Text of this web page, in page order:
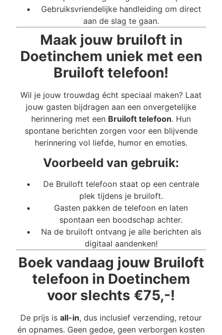
Gebruiksvriendelijke handleiding om direct
aan de slag te gaan.
Maak jouw bruiloft in
Doetinchem uniek met een
Bruiloft telefoon!
Wil je jouw trouwdag écht speciaal maken? Laat
jouw gasten bijdragen aan een onvergetelijke
herinnering met een Bruiloft telefoon. Hun
spontane berichten zorgen voor een blijvende
herinnering vol liefde, humor en emoties.
Voorbeeld van gebruik:
De Bruiloft telefoon staat op een centrale
plek tijdens je bruiloft.
Gasten pakken de telefoon en laten
spontaan een boodschap achter.
Na de bruiloft ontvang je alle berichten als
digitaal aandenken!
Boek vandaag jouw Bruiloft
telefoon in Doetinchem
voor slechts €75,-!
De prijs is all-in, dus inclusief verzending, retour
én opnames. Geen gedoe, geen verborgen kosten